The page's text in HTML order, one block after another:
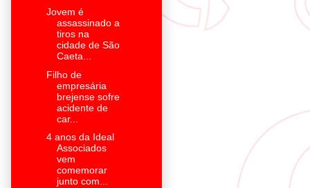
Jovem é
assassinado a
tiros na
cidade de São
Caeta...
Filho de
empresária
brejense sofre
acidente de
car...
4 anos da Ideal
Associados
vem
comemorar
junto com...